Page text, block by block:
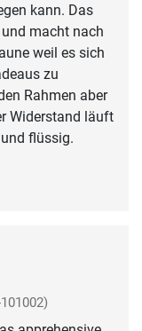
kann. Das
macht nach
weil es sich
zu
Rahmen aber
Widerstand läuft
flüssig.